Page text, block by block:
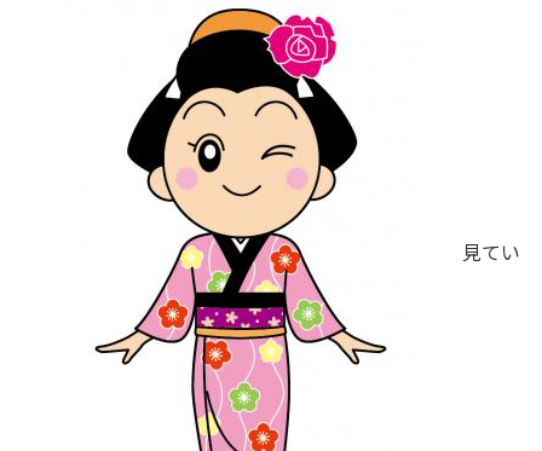
見てい